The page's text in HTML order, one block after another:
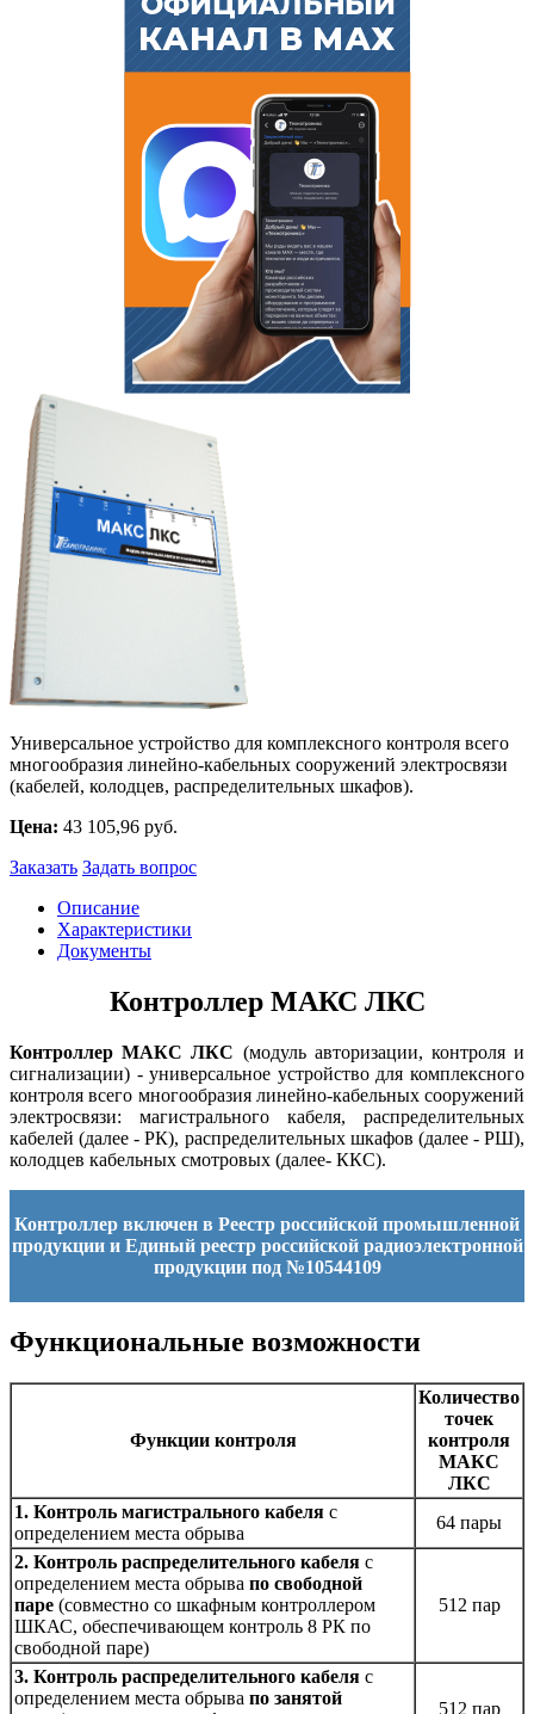
Универсальное устройство для комплексного контроля всего
многообразия линейно-кабельных сооружений электросвязи
(кабелей, колодцев, распределительных шкафов).
Цена: 43 105,96 руб.
Заказать Задать вопрос
Описание
Характеристики
Документы
Контроллер МАКС ЛКС
Контроллер МАКС ЛКС (модуль авторизации, контроля и
сигнализации) - универсальное устройство для комплексного
контроля всего многообразия линейно-кабельных сооружений
электросвязи: магистрального кабеля, распределительных
кабелей (далее - РК), распределительных шкафов (далее - РШ),
колодцев кабельных смотровых (далее- ККС).
Контроллер включен в Реестр российской промышленной
продукции и Единый реестр российской радиоэлектронной
продукции под №10544109
Функциональные возможности
Функции контроля
Количество
точек
контроля
МАКС
ЛКС
1. Контроль магистрального кабеля с
определением места обрыва
64 пары
2. Контроль распределительного кабеля с
определением места обрыва по свободной
паре (совместно со шкафным контроллером
ШКАС, обеспечивающем контроль 8 РК по
свободной паре)
512 пар
3. Контроль распределительного кабеля с
определением места обрыва по занятой
512 пар